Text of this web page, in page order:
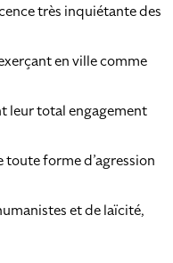
très inquiétante des
en ville comme
leur total engagement
forme d’agression
et de laïcité,